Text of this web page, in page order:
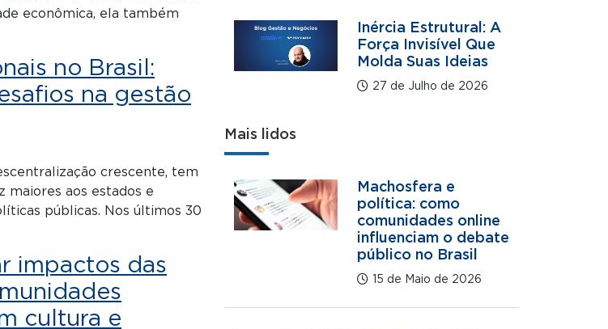
econômica, ela também
no Brasil:
na gestão
crescente, tem
maiores aos estados e
públicas. Nos últimos 30
impactos das
cultura e
Inércia Estrutural: A
Força Invisível Que
Molda Suas Ideias
27 de Julho de 2026
Mais lidos
Machosfera e
política: como
comunidades online
influenciam o debate
público no Brasil
15 de Maio de 2026